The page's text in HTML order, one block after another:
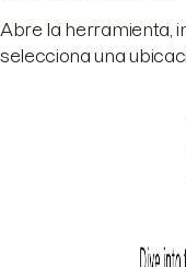
Abre la herramienta,
selecciona una